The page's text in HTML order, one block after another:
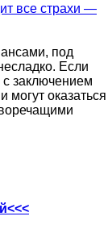
все страхи —
под
Если
заключением
могут оказаться